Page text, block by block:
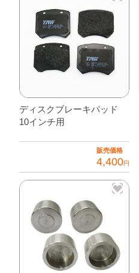
【10
ン
チ
用
分】
個
ディスクブレーキパッド
10インチ用
販売価格
4,400円